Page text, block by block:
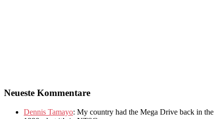
Neueste Kommentare
Dennis Tamayo: My country had the Mega Drive back in the